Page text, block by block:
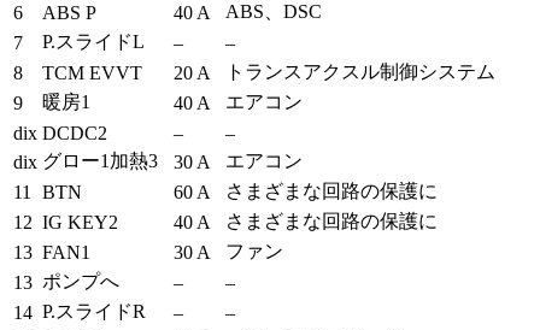
6 ABS P 40 A
ABS、DSC
7
P.スライドL –
–
8
TCM EVVT 20 A
トランスアクスル制御システム
9
暖房1 40 A
エアコン
dix DCDC2 –
–
dix グロー1加熱3 30 A
エアコン
11
BTN 60 A
さまざまな回路の保護に
12 IG KEY2 40 A
さまざまな回路の保護に
13 FAN1 30 A
ファン
13 ポンプへ –
–
14 P.スライドR –
–